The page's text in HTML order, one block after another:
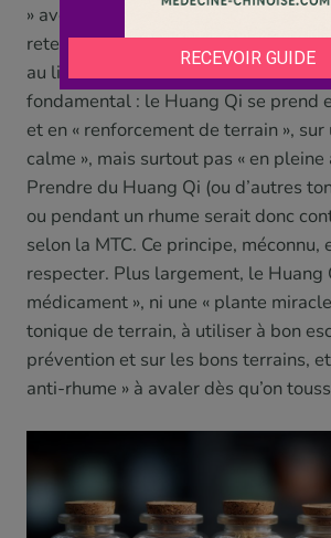
» avec une plante comme le Huang
retenir » et « emprisonner » ce «
au lieu de l’aider à « sortir ». C’est
fondamental : le Huang Qi se prend
et en « renforcement de terrain », sur
calme », mais surtout pas « en pleine
Prendre du Huang Qi (ou d’autres
ou pendant un rhume serait donc
selon la MTC. Ce principe, méconnu,
respecter. Plus largement, le Huang
médicament », ni une « plante miracle
tonique de terrain, à utiliser à bon
prévention et sur les bons terrains,
anti-rhume » à avaler dès qu’on